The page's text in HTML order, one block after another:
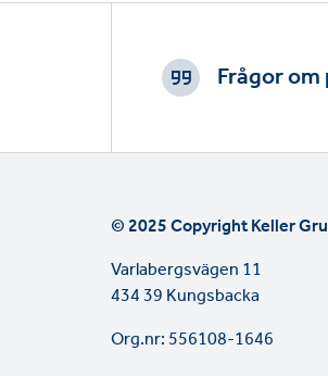
Footer
Frågor
© 2025 Copyright Keller
Varlabergsvägen 11
434 39 Kungsbacka
Org.nr: 556108-1646